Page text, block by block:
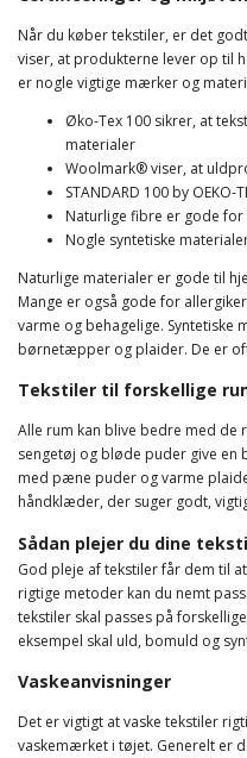
Når du køber tekstiler, er det
viser, at produkterne lever op til
er nogle vigtige mærker og
Øko-Tex 100 sikrer, at
materialer
Woolmark® viser, at
STANDARD 100 by
Naturlige fibre er gode
Nogle syntetiske
Naturlige materialer er gode til
Mange er også gode for
varme og behagelige.
børnetæpper og plaider. De er
Tekstiler til forskellige
Alle rum kan blive bedre med de
sengetøj og bløde puder give en
med pæne puder og varme
håndklæder, der suger godt,
Sådan plejer du dine
God pleje af tekstiler får dem til
rigtige metoder kan du nemt
tekstiler skal passes på
eksempel skal uld, bomuld og
Vaskeanvisninger
Det er vigtigt at vaske tekstiler
vaskemærket i tøjet. Generelt er